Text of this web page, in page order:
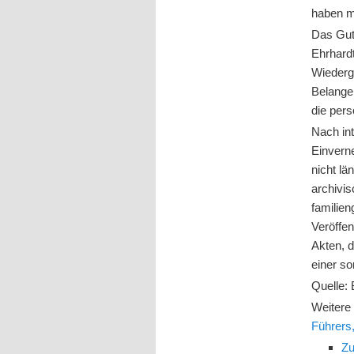
haben
Das
die
Nach
nicht
Akten,
einer
Quelle:
Weitere